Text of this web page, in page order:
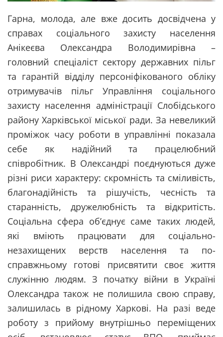
Гарна, молода, але вже досить досвідчена у
справах соціального захисту населення
Анікеєва Олександра Володимирівна –
головний спеціаліст сектору державних пільг
та гарантій відділу персоніфікованого обліку
отримувачів пільг Управління соціального
захисту населення адміністрації Слобідського
району Харківської міської ради. За невеликий
проміжок часу роботи в управлінні показала
себе як надійний та працелюбний
співробітник. В Олександрі поєднуються дуже
різні риси характеру: скромність та сміливість,
благонадійність та рішучість, чесність та
старанність, дружелюбність та відкритість.
Соціальна сфера об’єднує саме таких людей,
які вміють працювати для соціально-
незахищених верств населення та по-
справжньому готові присвятити своє життя
служінню людям. З початку війни в Україні
Олександра також не полишила свою справу,
залишилась в рідному Харкові. На разі веде
роботу з прийому внутрішньо переміщених